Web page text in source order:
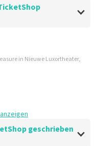
in Nieuwe Luxortheater,
geschrieben